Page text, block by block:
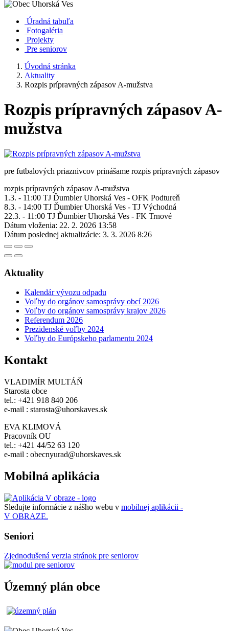
Úradná tabuľa
Fotogaléria
Projekty
Pre seniorov
Úvodná stránka
Aktuality
Rozpis prípravných zápasov A-mužstva
Rozpis prípravných zápasov A-
mužstva
pre futbalových priaznivcov prinášame rozpis prípravných zápasov
rozpis prípravných zápasov A-mužstva
1.3. - 11:00 TJ Ďumbier Uhorská Ves - OFK Podtureň
8.3. - 14:00 TJ Ďumbier Uhorská Ves - TJ Východná
22.3. - 11:00 TJ Ďumbier Uhorská Ves - FK Trnové
Dátum vloženia: 22. 2. 2026 13:58
Dátum poslednej aktualizácie: 3. 3. 2026 8:26
Aktuality
Kalendár vývozu odpadu
Voľby do orgánov samosprávy obcí 2026
Voľby do orgánov samosprávy krajov 2026
Referendum 2026
Prezidenské voľby 2024
Voľby do Európskeho parlamentu 2024
Kontakt
VLADIMÍR MULTÁŇ
Starosta obce
tel.: +421 918 840 206
e-mail : starosta@uhorskaves.sk
EVA KLIMOVÁ
Pracovník OU
tel.: +421 44/52 63 120
e-mail : obecnyurad@uhorskaves.sk
Mobilná aplikácia
Sledujte informácie z nášho webu v mobilnej aplikácii -
V OBRAZE.
Seniori
Zjednodušená verzia stránok pre seniorov
Územný plán obce